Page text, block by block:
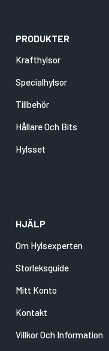
PRODUKTER
Krafthylsor
Specialhylsor
Tillbehör
Hållare Och Bits
Hylsset
HJÄLP
Om Hylsexperten
Storleksguide
Mitt Konto
Kontakt
Villkor Och Information